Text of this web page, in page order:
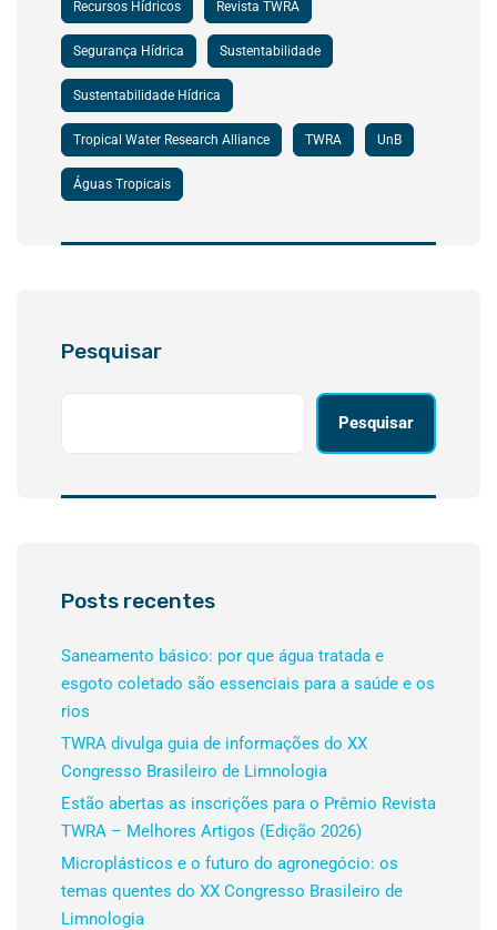
Recursos Hídricos Revista TWRA
Segurança Hídrica Sustentabilidade
Sustentabilidade Hídrica
Tropical Water Research Alliance TWRA UnB
Águas Tropicais
Pesquisar
Pesquisar
Posts recentes
Saneamento básico: por que água tratada e
esgoto coletado são essenciais para a saúde e os
rios
TWRA divulga guia de informações do XX
Congresso Brasileiro de Limnologia
Estão abertas as inscrições para o Prêmio Revista
TWRA – Melhores Artigos (Edição 2026)
Microplásticos e o futuro do agronegócio: os
temas quentes do XX Congresso Brasileiro de
Limnologia